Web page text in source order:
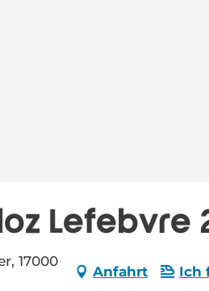
Lefebvre
17000
Anfahrt Ich